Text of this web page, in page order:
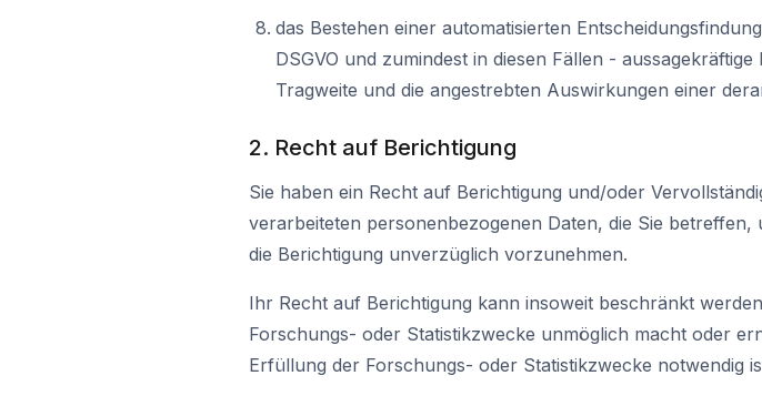
das Bestehen einer automatisierten
DSGVO und zumindest in diesen Fällen -
Tragweite und die angestrebten Auswirkungen einer
2. Recht auf Berichtigung
Sie haben ein Recht auf Berichtigung und/oder
verarbeiteten personenbezogenen Daten, die Sie
die Berichtigung unverzüglich vorzunehmen.
Ihr Recht auf Berichtigung kann insoweit beschränkt
Forschungs- oder Statistikzwecke unmöglich macht oder
Erfüllung der Forschungs- oder Statistikzwecke notwendig